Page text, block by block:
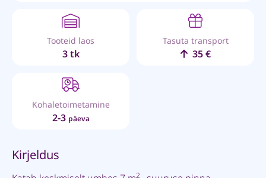
Tooteid laos
3 tk
Tasuta transport
35 €
Kohaletoimetamine
2-3 päeva
Kirjeldus
2